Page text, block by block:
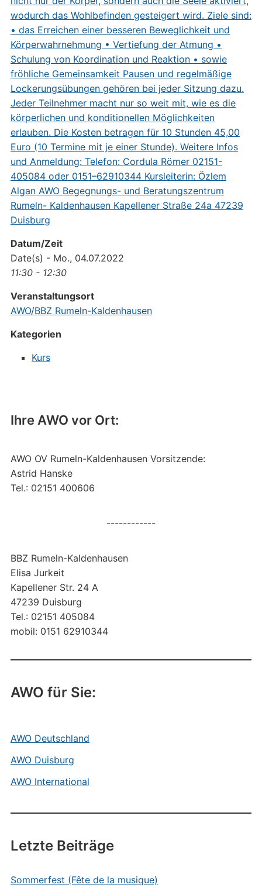
Ihre AWO vor Ort:
AWO OV Rumeln-Kaldenhausen Vorsitzende:
Astrid Hanske
Tel.: 02151 400606
------------
BBZ Rumeln-Kaldenhausen
Elisa Jurkeit
Kapellener Str. 24 A
47239 Duisburg
Tel.: 02151 405084
mobil: 0151 62910344
AWO für Sie:
AWO Deutschland
AWO Duisburg
AWO International
Letzte Beiträge
Sommerfest (Fête de la musique)
Datum/Zeit
Date(s) - Mo., 04.07.2022
11:30 - 12:30
Veranstaltungsort
AWO/BBZ Rumeln-Kaldenhausen
Kategorien
Kurs